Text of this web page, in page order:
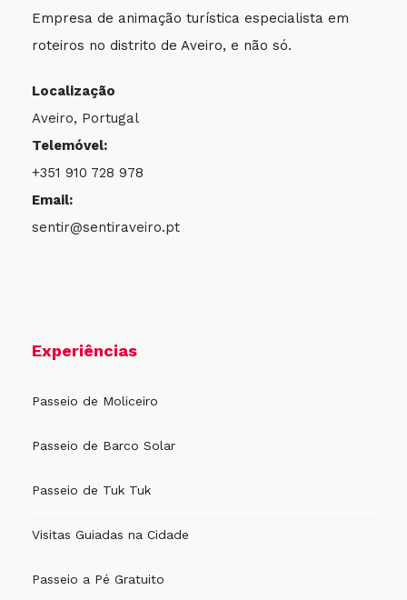
Empresa de animação turística especialista em
roteiros no distrito de Aveiro, e não só.
Localização
Aveiro, Portugal
Telemóvel:
+351 910 728 978
Email:
sentir@sentiraveiro.pt
Experiências
Passeio de Moliceiro
Passeio de Barco Solar
Passeio de Tuk Tuk
Visitas Guiadas na Cidade
Passeio a Pé Gratuito